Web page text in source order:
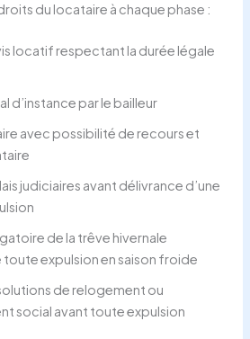
du locataire à chaque phase :
locatif respectant la durée légale
d’instance par le bailleur
avec possibilité de recours et
judiciaires avant délivrance d’une
de la trêve hivernale
expulsion en saison froide
de relogement ou
social avant toute expulsion